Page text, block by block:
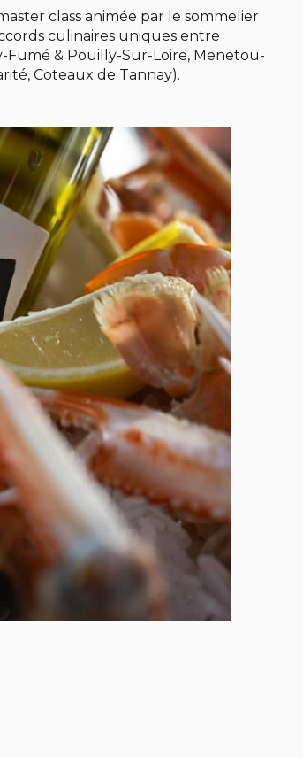
class animée par le sommelier
culinaires uniques entre
Fumé & Pouilly-Sur-Loire, Menetou-
Coteaux de Tannay).